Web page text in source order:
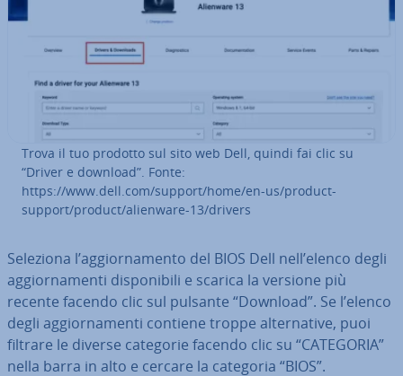
Trova il tuo prodotto sul sito web Dell, quindi fai clic su
“Driver e download”. Fonte:
https://www.dell.com/support/home/en-us/product-
support/product/alienware-13/drivers
Seleziona l’ag­gior­na­men­to del BIOS Dell nell’elenco degli
ag­gior­na­men­ti di­spo­ni­bi­li e scarica la versione più
recente facendo clic sul pulsante “Download”. Se l’elenco
degli ag­gior­na­men­ti contiene troppe al­ter­na­ti­ve, puoi
filtrare le diverse categorie facendo clic su “CATEGORIA”
nella barra in alto e cercare la categoria “BIOS”.